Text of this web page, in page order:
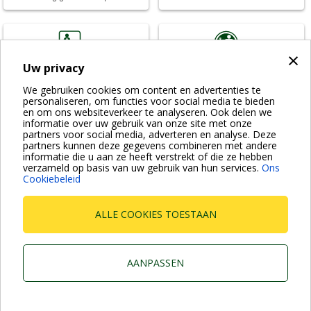
×
Uw privacy
We gebruiken cookies om content en advertenties te
personaliseren, om functies voor social media te bieden
en om ons websiteverkeer te analyseren. Ook delen we
informatie over uw gebruik van onze site met onze
partners voor social media, adverteren en analyse. Deze
partners kunnen deze gegevens combineren met andere
informatie die u aan ze heeft verstrekt of die ze hebben
verzameld op basis van uw gebruik van hun services. Ons
Cookiebeleid
ALLE COOKIES TOESTAAN
AANPASSEN
E-Paper Portal
Alle documentatie online Service & onderhoud
DTraining
Learn with us Nieuws van de DAB-wereld
Italy Tel. +39.049.5125000 Fax +39.049.5125950
P.I. 03675230282 - R.E.A. Padova N. 328200- Cap. Soc.